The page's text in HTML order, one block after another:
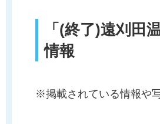
「(終了)遠刈
情報
※掲載されている情報や